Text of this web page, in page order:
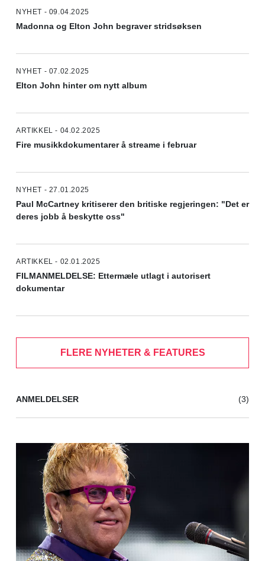
NYHET - 09.04.2025
Madonna og Elton John begraver stridsøksen
NYHET - 07.02.2025
Elton John hinter om nytt album
ARTIKKEL - 04.02.2025
Fire musikkdokumentarer å streame i februar
NYHET - 27.01.2025
Paul McCartney kritiserer den britiske regjeringen: "Det er
deres jobb å beskytte oss"
ARTIKKEL - 02.01.2025
FILMANMELDELSE: Ettermæle utlagt i autorisert
dokumentar
FLERE NYHETER & FEATURES
ANMELDELSER (3)